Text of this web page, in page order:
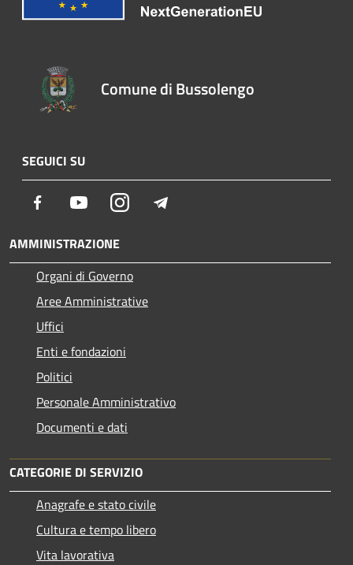
Comune di Bussolengo
SEGUICI SU
Facebook YoutubeInstagram
AMMINISTRAZIONE
Organi di Governo
Aree Amministrative
Uffici
Enti e fondazioni
Politici
Personale Amministrativo
Documenti e dati
CATEGORIE DI SERVIZIO
Anagrafe e stato civile
Cultura e tempo libero
Vita lavorativa